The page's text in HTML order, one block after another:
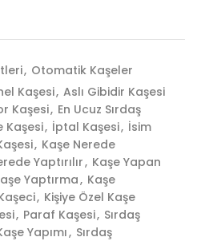
, Otomatik Kaşeler
Kaşesi, Aslı Gibidir Kaşesi
Kaşesi, En Ucuz Sırdaş
Kaşesi, İptal Kaşesi, İsim
, Kaşe Nerede
Yaptırılır, Kaşe Yapan
Yaptırma, Kaşe
, Kişiye Özel Kaşe
, Paraf Kaşesi, Sırdaş
Yapımı, Sırdaş